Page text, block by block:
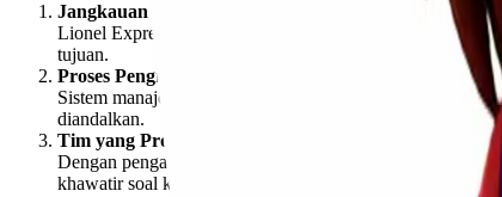
Jangkauan Luas
Lionel Express melayani pengiriman ke berbagai kota
tujuan.
Proses Pengiriman yang Cepat dan Aman
Sistem manajemen logistik yang terintegrasi menjamin
diandalkan.
Tim yang Profesional
Dengan pengalaman bertahun-tahun, tim Lionel Express
khawatir soal keamanan.